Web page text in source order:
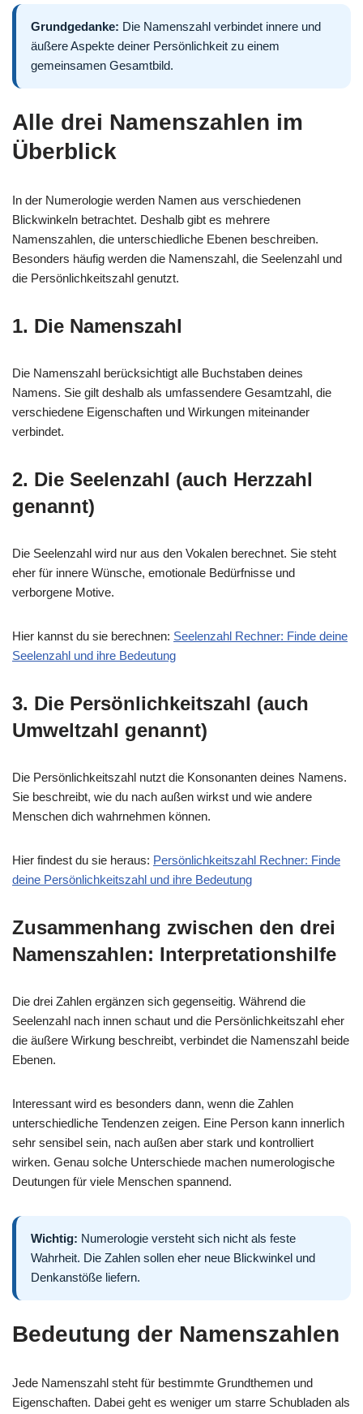
Grundgedanke: Die Namenszahl verbindet innere und
äußere Aspekte deiner Persönlichkeit zu einem
gemeinsamen Gesamtbild.
Alle drei Namenszahlen im
Überblick
In der Numerologie werden Namen aus verschiedenen
Blickwinkeln betrachtet. Deshalb gibt es mehrere
Namenszahlen, die unterschiedliche Ebenen beschreiben.
Besonders häufig werden die Namenszahl, die Seelenzahl und
die Persönlichkeitszahl genutzt.
1. Die Namenszahl
Die Namenszahl berücksichtigt alle Buchstaben deines
Namens. Sie gilt deshalb als umfassendere Gesamtzahl, die
verschiedene Eigenschaften und Wirkungen miteinander
verbindet.
2. Die Seelenzahl (auch Herzzahl
genannt)
Die Seelenzahl wird nur aus den Vokalen berechnet. Sie steht
eher für innere Wünsche, emotionale Bedürfnisse und
verborgene Motive.
Hier kannst du sie berechnen: Seelenzahl Rechner: Finde deine
Seelenzahl und ihre Bedeutung
3. Die Persönlichkeitszahl (auch
Umweltzahl genannt)
Die Persönlichkeitszahl nutzt die Konsonanten deines Namens.
Sie beschreibt, wie du nach außen wirkst und wie andere
Menschen dich wahrnehmen können.
Hier findest du sie heraus: Persönlichkeitszahl Rechner: Finde
deine Persönlichkeitszahl und ihre Bedeutung
Zusammenhang zwischen den drei
Namenszahlen: Interpretationshilfe
Die drei Zahlen ergänzen sich gegenseitig. Während die
Seelenzahl nach innen schaut und die Persönlichkeitszahl eher
die äußere Wirkung beschreibt, verbindet die Namenszahl beide
Ebenen.
Interessant wird es besonders dann, wenn die Zahlen
unterschiedliche Tendenzen zeigen. Eine Person kann innerlich
sehr sensibel sein, nach außen aber stark und kontrolliert
wirken. Genau solche Unterschiede machen numerologische
Deutungen für viele Menschen spannend.
Wichtig: Numerologie versteht sich nicht als feste
Wahrheit. Die Zahlen sollen eher neue Blickwinkel und
Denkanstöße liefern.
Bedeutung der Namenszahlen
Jede Namenszahl steht für bestimmte Grundthemen und
Eigenschaften. Dabei geht es weniger um starre Schubladen als